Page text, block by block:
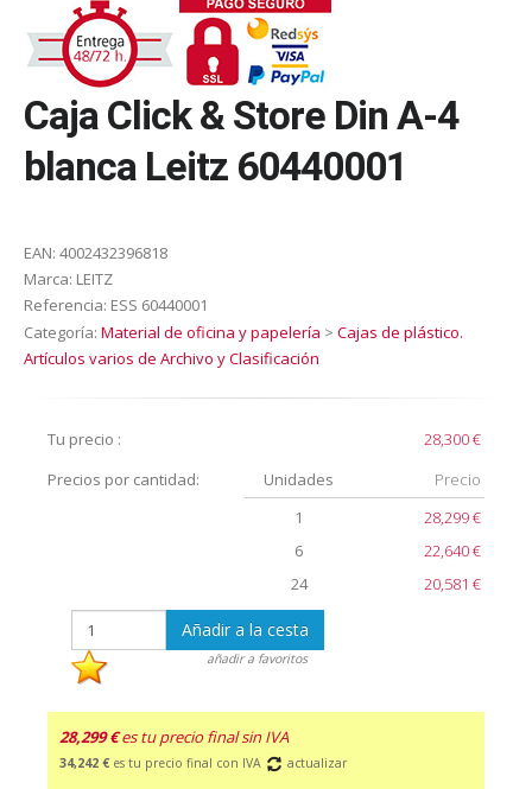
Caja Click & Store Din A-4
blanca Leitz 60440001
EAN: 4002432396818
Marca: LEITZ
Referencia: ESS 60440001
Categoría: Material de oficina y papelería > Cajas de plástico.
Artículos varios de Archivo y Clasificación
Tu precio :
28,300 €
Precios por cantidad:
Unidades
Precio
1
28,299 €
6
22,640 €
24
20,581 €
Añadir a la cesta
añadir a favoritos
28,299 € es tu precio final sin IVA
34,242 € es tu precio final con IVA actualizar